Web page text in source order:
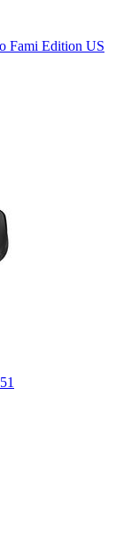
Fami Edition US